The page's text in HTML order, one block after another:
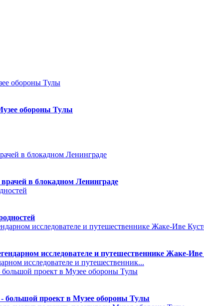
обороны Тулы
в блокадном Ленинграде
исследователе и путешественнике Жаке-
исследователе и путешественник...
большой проект в Музее обороны Тулы